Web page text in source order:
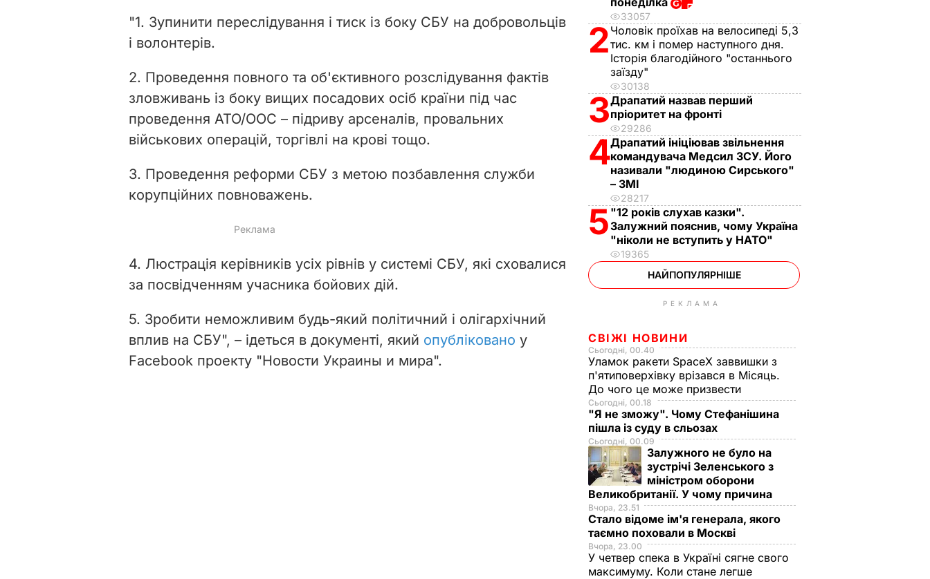
d
e
o
"1. Зупинити переслідування і тиск із боку СБУ на добровольців
і волонтерів.
2. Проведення повного та об'єктивного розслідування фактів
зловживань із боку вищих посадових осіб країни під час
проведення АТО/ООС – підриву арсеналів, провальних
військових операцій, торгівлі на крові тощо.
3. Проведення реформи СБУ з метою позбавлення служби
корупційних повноважень.
4. Люстрація керівників усіх рівнів у системі СБУ, які сховалися
за посвідченням учасника бойових дій.
5. Зробити неможливим будь-який політичний і олігархічний
вплив на СБУ", – ідеться в документі, який опубліковано у
Facebook проекту "Новости Украины и мира".
33057
2 Чоловік проїхав на велосипеді 5,3
тис. км і помер наступного дня.
Історія благодійного "останнього
заїзду"
30138
3Драпатий назвав перший
пріоритет на фронті
29286
4Драпатий ініціював звільнення
командувача Медсил ЗСУ. Його
називали "людиною Сирського"
– ЗМІ
28217
5 "12 років слухав казки".
Залужний пояснив, чому Україна
"ніколи не вступить у НАТО"
19365
НАЙПОПУЛЯРНІШЕ
РЕКЛАМА
СВІЖІ НОВИНИ
Сьогодні, 00.40
Уламок ракети SpaceX заввишки з
п'ятиповерхівку врізався в Місяць.
До чого це може призвести
Сьогодні, 00.18
"Я не зможу". Чому Стефанішина
пішла із суду в сльозах
Сьогодні, 00.09
Залужного не було на
зустрічі Зеленського з
міністром оборони
Великобританії. У чому причина
Вчора, 23.51
Стало відоме ім'я генерала, якого
таємно поховали в Москві
Вчора, 23.00
У четвер спека в Україні сягне свого
максимуму. Коли стане легше